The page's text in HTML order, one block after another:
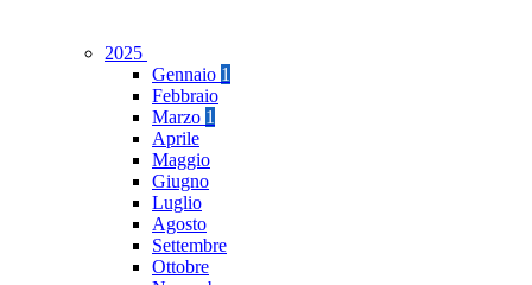
2025
Gennaio 1
Febbraio
Marzo 1
Aprile
Maggio
Giugno
Luglio
Agosto
Settembre
Ottobre